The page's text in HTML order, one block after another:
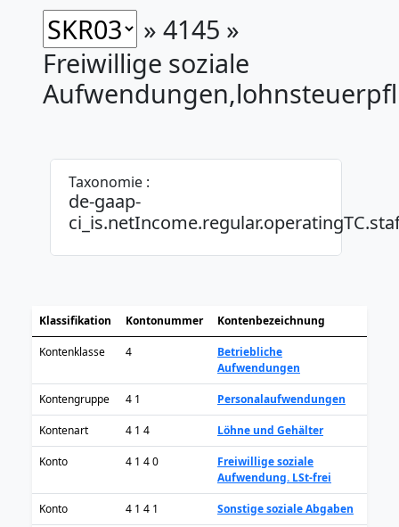
» 4145 »
Freiwillige soziale
Taxonomie :
de-gaap-
Klassifikation Kontonummer Kontenbezeichnung
Kontenklasse 4
Betriebliche
Aufwendungen
Kontengruppe 4 1 Personalaufwendungen
Kontenart 4 1 4 Löhne und Gehälter
Konto 4 1 4 0
Freiwillige soziale
Aufwendung. LSt-frei
Konto 4 1 4 1 Sonstige soziale Abgaben